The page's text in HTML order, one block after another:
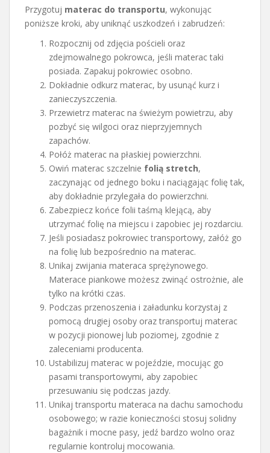
Przygotuj materac do transportu, wykonując
poniższe kroki, aby uniknąć uszkodzeń i zabrudzeń:
Rozpocznij od zdjęcia pościeli oraz
zdejmowalnego pokrowca, jeśli materac taki
posiada. Zapakuj pokrowiec osobno.
Dokładnie odkurz materac, by usunąć kurz i
zanieczyszczenia.
Przewietrz materac na świeżym powietrzu, aby
pozbyć się wilgoci oraz nieprzyjemnych
zapachów.
Połóż materac na płaskiej powierzchni.
Owiń materac szczelnie folią stretch,
zaczynając od jednego boku i naciągając folię tak,
aby dokładnie przylegała do powierzchni.
Zabezpiecz końce folii taśmą klejącą, aby
utrzymać folię na miejscu i zapobiec jej rozdarciu.
Jeśli posiadasz pokrowiec transportowy, załóż go
na folię lub bezpośrednio na materac.
Unikaj zwijania materaca sprężynowego.
Materace piankowe możesz zwinąć ostrożnie, ale
tylko na krótki czas.
Podczas przenoszenia i załadunku korzystaj z
pomocą drugiej osoby oraz transportuj materac
w pozycji pionowej lub poziomej, zgodnie z
zaleceniami producenta.
Ustabilizuj materac w pojeździe, mocując go
pasami transportowymi, aby zapobiec
przesuwaniu się podczas jazdy.
Unikaj transportu materaca na dachu samochodu
osobowego; w razie konieczności stosuj solidny
bagażnik i mocne pasy, jedź bardzo wolno oraz
regularnie kontroluj mocowania.